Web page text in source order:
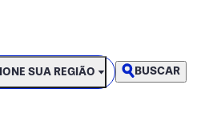
SUA REGIÃO
SUA REGIÃO BUSCAR